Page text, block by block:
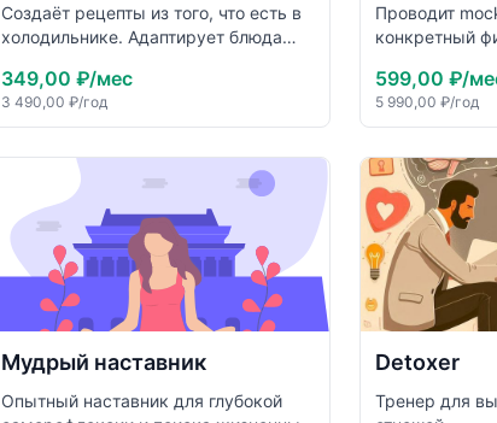
Создаёт рецепты из того, что есть в
холодильнике. Адаптирует блюда
объясняет технику приготовления
понятно и с юмором.
349,00 ₽/мес
3 490,00 ₽/год
Проводит
конкретный
Тренирует
ответы.
599,00 ₽/
5 990,00 ₽/год
Мудрый наставник
Опытный наставник для глубокой
Detoxer
Тренер для